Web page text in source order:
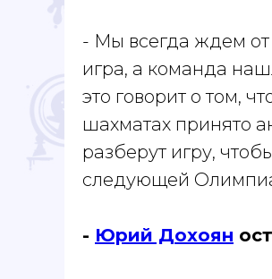
- Мы всегда ждем от
игра, а команда
это говорит о том,
шахматах принято
разберут игру,
следующей
- Юрий Дохоян